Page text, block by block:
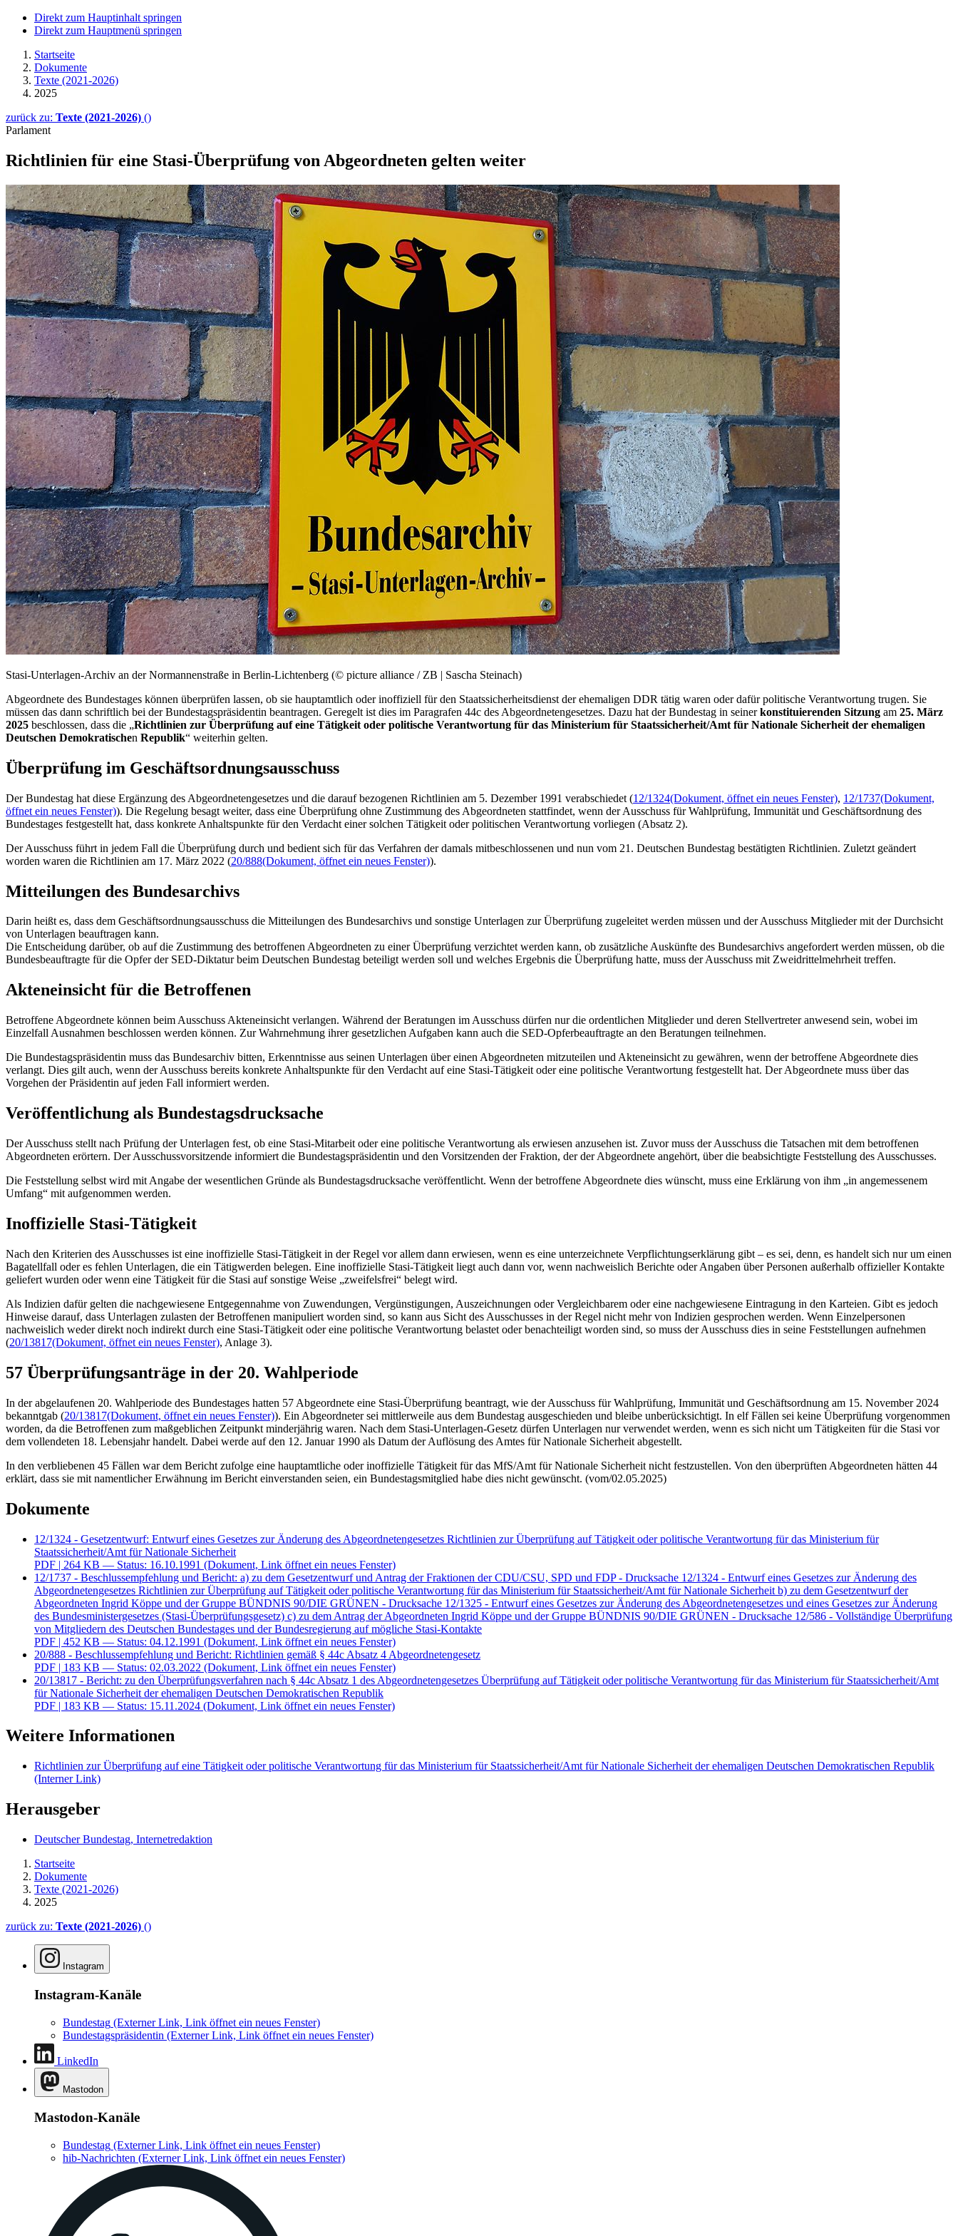
Direkt zum Hauptinhalt springen
Direkt zum Hauptmenü springen
Startseite
Dokumente
Texte (2021-2026)
2025
zurück zu: Texte (2021-2026) ()
Parlament
Richtlinien für eine Stasi-Überprüfung von Abgeordneten gelten weiter
Stasi-Unterlagen-Archiv an der Normannenstraße in Berlin-Lichtenberg (© picture alliance / ZB | Sascha Steinach)
Abgeordnete des Bundestages können überprüfen lassen, ob sie hauptamtlich oder inoffiziell für den Staatssicherheitsdienst der ehemaligen DDR tätig waren oder dafür politische Verantwortung trugen. Sie
müssen das dann schriftlich bei der Bundestagspräsidentin beantragen. Geregelt ist dies im Paragrafen 44c des Abgeordnetengesetzes. Dazu hat der Bundestag in seinerkonstituierenden Sitzung am 25. März
2025 beschlossen, dass die „Richtlinien zur Überprüfung auf eine Tätigkeit oder politische Verantwortung für das Ministerium für Staatssicherheit/Amt für Nationale Sicherheit der ehemaligen
Deutschen Demokratischen Republik“ weiterhin gelten.
Überprüfung im Geschäftsordnungsausschuss
Der Bundestag hat diese Ergänzung des Abgeordnetengesetzes und die darauf bezogenen Richtlinien am 5. Dezember 1991 verabschiedet (12/1324(Dokument, öffnet ein neues Fenster), 12/1737(Dokument,
öffnet ein neues Fenster)). Die Regelung besagt weiter, dass eine Überprüfung ohne Zustimmung des Abgeordneten stattfindet, wenn der Ausschuss für Wahlprüfung, Immunität und Geschäftsordnung des
Bundestages festgestellt hat, dass konkrete Anhaltspunkte für den Verdacht einer solchen Tätigkeit oder politischen Verantwortung vorliegen (Absatz 2).
Der Ausschuss führt in jedem Fall die Überprüfung durch und bedient sich für das Verfahren der damals mitbeschlossenen und nun vom 21. Deutschen Bundestag bestätigten Richtlinien. Zuletzt geändert
worden waren die Richtlinien am 17. März 2022 (20/888(Dokument, öffnet ein neues Fenster)).
Mitteilungen des Bundesarchivs
Darin heißt es, dass dem Geschäftsordnungsausschuss die Mitteilungen des Bundesarchivs und sonstige Unterlagen zur Überprüfung zugeleitet werden müssen und der Ausschuss Mitglieder mit der Durchsicht
von Unterlagen beauftragen kann.
Die Entscheidung darüber, ob auf die Zustimmung des betroffenen Abgeordneten zu einer Überprüfung verzichtet werden kann, ob zusätzliche Auskünfte des Bundesarchivs angefordert werden müssen, ob die
Bundesbeauftragte für die Opfer der SED-Diktatur beim Deutschen Bundestag beteiligt werden soll und welches Ergebnis die Überprüfung hatte, muss der Ausschuss mit Zweidrittelmehrheit treffen.
Akteneinsicht für die Betroffenen
Betroffene Abgeordnete können beim Ausschuss Akteneinsicht verlangen. Während der Beratungen im Ausschuss dürfen nur die ordentlichen Mitglieder und deren Stellvertreter anwesend sein, wobei im
Einzelfall Ausnahmen beschlossen werden können. Zur Wahrnehmung ihrer gesetzlichen Aufgaben kann auch die SED-Opferbeauftragte an den Beratungen teilnehmen.
Die Bundestagspräsidentin muss das Bundesarchiv bitten, Erkenntnisse aus seinen Unterlagen über einen Abgeordneten mitzuteilen und Akteneinsicht zu gewähren, wenn der betroffene Abgeordnete dies
verlangt. Dies gilt auch, wenn der Ausschuss bereits konkrete Anhaltspunkte für den Verdacht auf eine Stasi-Tätigkeit oder eine politische Verantwortung festgestellt hat. Der Abgeordnete muss über das
Vorgehen der Präsidentin auf jeden Fall informiert werden.
Veröffentlichung als Bundestagsdrucksache
Der Ausschuss stellt nach Prüfung der Unterlagen fest, ob eine Stasi-Mitarbeit oder eine politische Verantwortung als erwiesen anzusehen ist. Zuvor muss der Ausschuss die Tatsachen mit dem betroffenen
Abgeordneten erörtern. Der Ausschussvorsitzende informiert die Bundestagspräsidentin und den Vorsitzenden der Fraktion, der der Abgeordnete angehört, über die beabsichtigte Feststellung des Ausschusses.
Die Feststellung selbst wird mit Angabe der wesentlichen Gründe als Bundestagsdrucksache veröffentlicht. Wenn der betroffene Abgeordnete dies wünscht, muss eine Erklärung von ihm „in angemessenem
Umfang“ mit aufgenommen werden.
Inoffizielle Stasi-Tätigkeit
Nach den Kriterien des Ausschusses ist eine inoffizielle Stasi-Tätigkeit in der Regel vor allem dann erwiesen, wenn es eine unterzeichnete Verpflichtungserklärung gibt – es sei, denn, es handelt sich nur um einen
Bagatellfall oder es fehlen Unterlagen, die ein Tätigwerden belegen. Eine inoffizielle Stasi-Tätigkeit liegt auch dann vor, wenn nachweislich Berichte oder Angaben über Personen außerhalb offizieller Kontakte
geliefert wurden oder wenn eine Tätigkeit für die Stasi auf sonstige Weise „zweifelsfrei“ belegt wird.
Als Indizien dafür gelten die nachgewiesene Entgegennahme von Zuwendungen, Vergünstigungen, Auszeichnungen oder Vergleichbarem oder eine nachgewiesene Eintragung in den Karteien. Gibt es jedoch
Hinweise darauf, dass Unterlagen zulasten der Betroffenen manipuliert worden sind, so kann aus Sicht des Ausschusses in der Regel nicht mehr von Indizien gesprochen werden. Wenn Einzelpersonen
nachweislich weder direkt noch indirekt durch eine Stasi-Tätigkeit oder eine politische Verantwortung belastet oder benachteiligt worden sind, so muss der Ausschuss dies in seine Feststellungen aufnehmen
(20/13817(Dokument, öffnet ein neues Fenster), Anlage 3).
57 Überprüfungsanträge in der 20. Wahlperiode
In der abgelaufenen 20. Wahlperiode des Bundestages hatten 57 Abgeordnete eine Stasi-Überprüfung beantragt, wie der Ausschuss für Wahlprüfung, Immunität und Geschäftsordnung am 15. November 2024
bekanntgab (20/13817(Dokument, öffnet ein neues Fenster)). Ein Abgeordneter sei mittlerweile aus dem Bundestag ausgeschieden und bleibe unberücksichtigt. In elf Fällen sei keine Überprüfung vorgenommen
worden, da die Betroffenen zum maßgeblichen Zeitpunkt minderjährig waren. Nach dem Stasi-Unterlagen-Gesetz dürfen Unterlagen nur verwendet werden, wenn es sich nicht um Tätigkeiten für die Stasi vor
dem vollendeten 18. Lebensjahr handelt. Dabei werde auf den 12. Januar 1990 als Datum der Auflösung des Amtes für Nationale Sicherheit abgestellt.
In den verbliebenen 45 Fällen war dem Bericht zufolge eine hauptamtliche oder inoffizielle Tätigkeit für das MfS/Amt für Nationale Sicherheit nicht festzustellen. Von den überprüften Abgeordneten hätten 44
erklärt, dass sie mit namentlicher Erwähnung im Bericht einverstanden seien, ein Bundestagsmitglied habe dies nicht gewünscht. (vom/02.05.2025)
Dokumente
12/1324 - Gesetzentwurf: Entwurf eines Gesetzes zur Änderung des Abgeordnetengesetzes Richtlinien zur Überprüfung auf Tätigkeit oder politische Verantwortung für das Ministerium für
Staatssicherheit/Amt für Nationale Sicherheit
PDF | 264 KB — Status: 16.10.1991 (Dokument, Link öffnet ein neues Fenster)
12/1737 - Beschlussempfehlung und Bericht: a) zu dem Gesetzentwurf und Antrag der Fraktionen der CDU/CSU, SPD und FDP - Drucksache 12/1324 - Entwurf eines Gesetzes zur Änderung des
Abgeordnetengesetzes Richtlinien zur Überprüfung auf Tätigkeit oder politische Verantwortung für das Ministerium für Staatssicherheit/Amt für Nationale Sicherheit b) zu dem Gesetzentwurf der
Abgeordneten Ingrid Köppe und der Gruppe BÜNDNIS 90/DIE GRÜNEN - Drucksache 12/1325 - Entwurf eines Gesetzes zur Änderung des Abgeordnetengesetzes und eines Gesetzes zur Änderung
des Bundesministergesetzes (Stasi-Überprüfungsgesetz) c) zu dem Antrag der Abgeordneten Ingrid Köppe und der Gruppe BÜNDNIS 90/DIE GRÜNEN - Drucksache 12/586 - Vollständige Überprüfung
von Mitgliedern des Deutschen Bundestages und der Bundesregierung auf mögliche Stasi-Kontakte
PDF | 452 KB — Status: 04.12.1991 (Dokument, Link öffnet ein neues Fenster)
20/888 - Beschlussempfehlung und Bericht: Richtlinien gemäß § 44c Absatz 4 Abgeordnetengesetz
PDF | 183 KB — Status: 02.03.2022 (Dokument, Link öffnet ein neues Fenster)
20/13817 - Bericht: zu den Überprüfungsverfahren nach § 44c Absatz 1 des Abgeordnetengesetzes Überprüfung auf Tätigkeit oder politische Verantwortung für das Ministerium für Staatssicherheit/Amt
für Nationale Sicherheit der ehemaligen Deutschen Demokratischen Republik
PDF | 183 KB — Status: 15.11.2024 (Dokument, Link öffnet ein neues Fenster)
Weitere Informationen
Richtlinien zur Überprüfung auf eine Tätigkeit oder politische Verantwortung für das Ministerium für Staatssicherheit/Amt für Nationale Sicherheit der ehemaligen Deutschen Demokratischen Republik
(Interner Link)
Herausgeber
Deutscher Bundestag, Internetredaktion
Startseite
Dokumente
Texte (2021-2026)
2025
zurück zu: Texte (2021-2026) ()
Instagram
Instagram-Kanäle
Bundestag (Externer Link, Link öffnet ein neues Fenster)
Bundestagspräsidentin (Externer Link, Link öffnet ein neues Fenster)
LinkedIn
Mastodon
Mastodon-Kanäle
Bundestag (Externer Link, Link öffnet ein neues Fenster)
hib-Nachrichten (Externer Link, Link öffnet ein neues Fenster)